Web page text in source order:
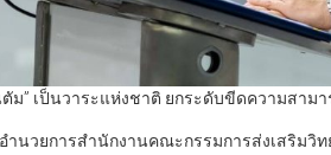
ม” เป็นวาระแห่งชาติ ยกระดับขีดความสาม
ำนวยการสำนักงานคณะกรรมการส่งเสริมวิ